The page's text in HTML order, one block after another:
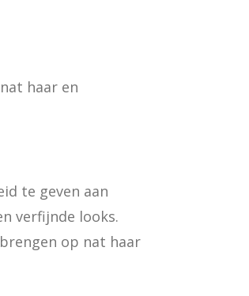
haar en
te geven aan
verfijnde looks.
op nat haar